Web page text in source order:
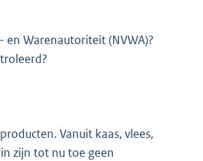
en Warenautoriteit (NVWA)?
Vanuit kaas, vlees,
zijn tot nu toe geen